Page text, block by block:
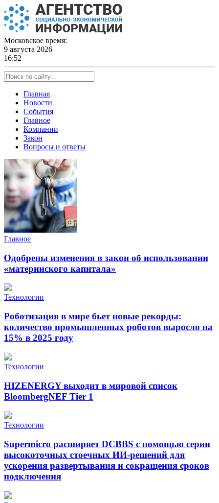
Skip
to
content
Московское время:
9 августа 2026
16:52
Главная
Новости
События
Главное
Компании
Закон
Вопросы и ответы
Главное
Одобрены изменения в закон об использовании
«материнского капитала»
Технологии
Роботизация в мире бьет новые рекорды:
количество промышленных роботов выросло на
15% в 2025 году
Технологии
HIZENERGY выходит в мировой список
BloombergNEF Tier 1
Технологии
Supermicro расширяет DCBBS с помощью серии
высокоточных стоечных ИИ-решений для
ускорения развертывания и сокращения сроков
подключения